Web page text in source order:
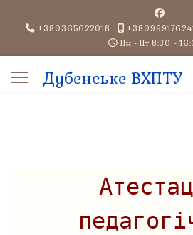
+380365622018
Пн - Пт 8:30 -
Дубенське ВХПТУ
for